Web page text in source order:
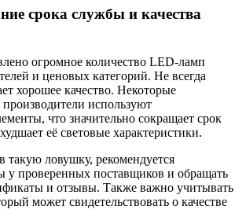
срока службы и качества
огромное количество LED-ламп
и ценовых категорий. Не всегда
хорошее качество. Некоторые
используют
что значительно сокращает срок
её световые характеристики.
такую ловушку, рекомендуется
у проверенных поставщиков и обращать
и отзывы. Также важно учитывать
может свидетельствовать о качестве